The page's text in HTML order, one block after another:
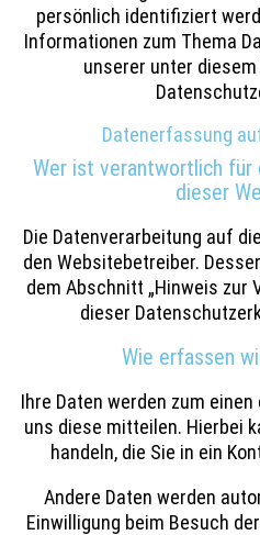
persönlich identifiziert
Informationen zum Thema
unserer unter
Datenerfassung
Wer ist verantwortlich für
dieser
Die Datenverarbeitung auf
den Websitebetreiber.
dem Abschnitt „Hinweis zur
dieser
Wie erfassen
Ihre Daten werden zum
uns diese mitteilen. Hierbei
handeln, die Sie in ein
Andere Daten werden
Einwilligung beim Besuch